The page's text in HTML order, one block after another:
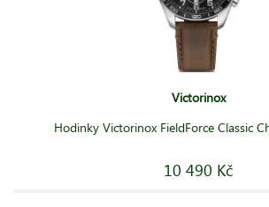
Victorinox
Hodinky Victorinox FieldForce Classic
10 490 Kč